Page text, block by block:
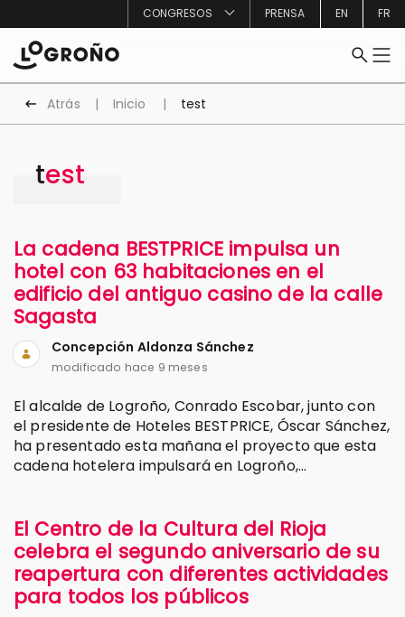
CONGRESOS PRENSA EN FR
Atrás Inicio test
test
La cadena BESTPRICE impulsa un
hotel con 63 habitaciones en el
edificio del antiguo casino de la calle
Sagasta
Concepción Aldonza Sánchez
modificado hace 9 meses
El alcalde de Logroño, Conrado Escobar, junto con
el presidente de Hoteles BESTPRICE, Óscar Sánchez,
ha presentado esta mañana el proyecto que esta
cadena hotelera impulsará en Logroño,...
El Centro de la Cultura del Rioja
celebra el segundo aniversario de su
reapertura con diferentes actividades
para todos los públicos